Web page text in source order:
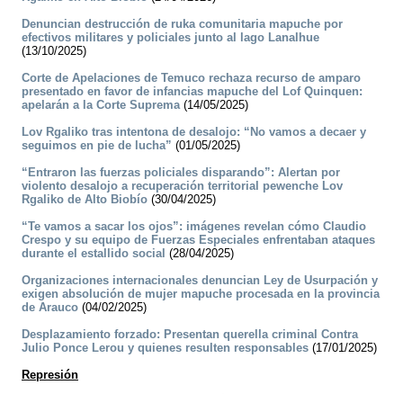
Denuncian destrucción de ruka comunitaria mapuche por
efectivos militares y policiales junto al lago Lanalhue
(13/10/2025)
Corte de Apelaciones de Temuco rechaza recurso de amparo
presentado en favor de infancias mapuche del Lof Quinquen:
apelarán a la Corte Suprema(14/05/2025)
Lov Rgaliko tras intentona de desalojo: “No vamos a decaer y
seguimos en pie de lucha” (01/05/2025)
“Entraron las fuerzas policiales disparando”: Alertan por
violento desalojo a recuperación territorial pewenche Lov
Rgaliko de Alto Biobío (30/04/2025)
“Te vamos a sacar los ojos”: imágenes revelan cómo Claudio
Crespo y su equipo de Fuerzas Especiales enfrentaban ataques
durante el estallido social (28/04/2025)
Organizaciones internacionales denuncian Ley de Usurpación y
exigen absolución de mujer mapuche procesada en la provincia
de Arauco (04/02/2025)
Desplazamiento forzado: Presentan querella criminal Contra
Julio Ponce Lerou y quienes resulten responsables (17/01/2025)
Represión